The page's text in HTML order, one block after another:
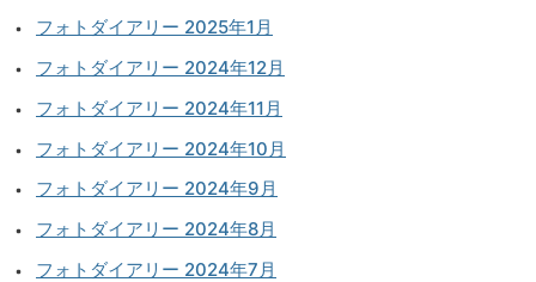
フォトダイアリー 2025年1月
フォトダイアリー 2024年12月
フォトダイアリー 2024年11月
フォトダイアリー 2024年10月
フォトダイアリー 2024年9月
フォトダイアリー 2024年8月
フォトダイアリー 2024年7月